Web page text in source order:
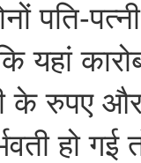
पति-
यहां
के रुपए
हो गई